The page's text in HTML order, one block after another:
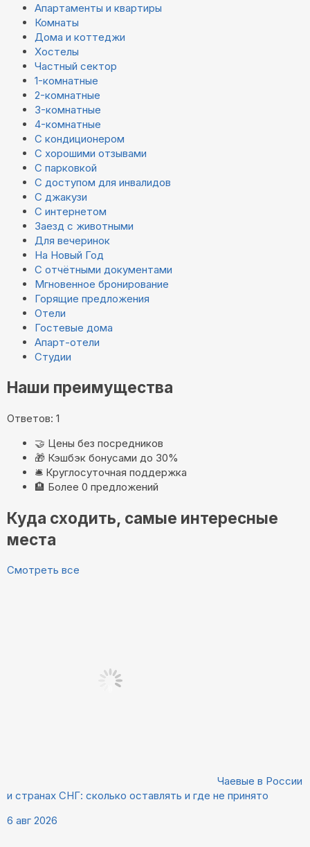
Апартаменты и квартиры
Комнаты
Дома и коттеджи
Хостелы
Частный сектор
1-комнатные
2-комнатные
3-комнатные
4-комнатные
С кондиционером
С хорошими отзывами
С парковкой
С доступом для инвалидов
С джакузи
С интернетом
Заезд с животными
Для вечеринок
На Новый Год
С отчётными документами
Мгновенное бронирование
Горящие предложения
Отели
Гостевые дома
Апарт-отели
Студии
Наши преимущества
Ответов: 1
🤝 Цены без посредников
🎁 Кэшбэк бонусами до 30%
🛎️ Круглосуточная поддержка
🏨 Более 0 предложений
Куда сходить, самые интересные
места
Смотреть все
Чаевые в России
и странах СНГ: сколько оставлять и где не принято
6 авг 2026